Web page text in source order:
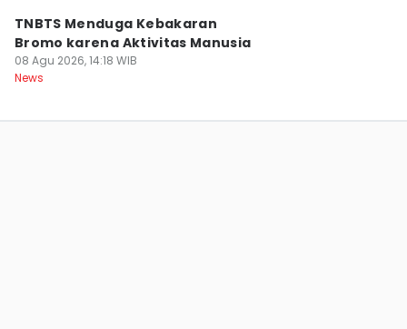
TNBTS Menduga Kebakaran
Bromo karena Aktivitas Manusia
08 Agu 2026, 14:18 WIB
News